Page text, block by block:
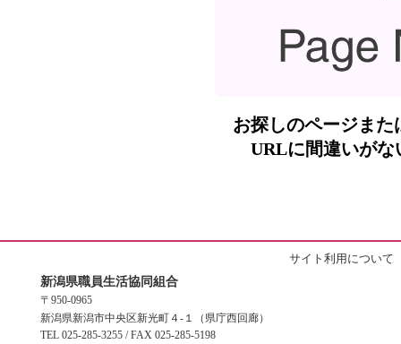
お探しのページま
URLに間違いがな
サイト利用について
新潟県職員生活協同組合
〒950-0965
新潟県新潟市中央区新光町４-１（県庁西回廊）
TEL 025-285-3255 / FAX 025-285-5198